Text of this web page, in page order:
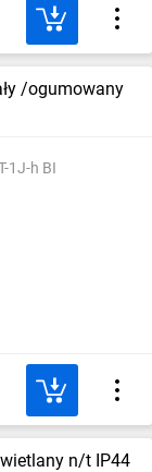
/ogumowany
1J-h BI
n/t IP44